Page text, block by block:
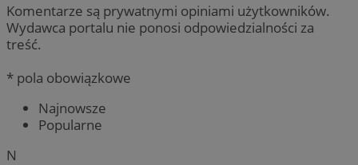
Komentarze są prywatnymi opiniami użytkowników.
Wydawca portalu nie ponosi odpowiedzialności za
treść.
* pola obowiązkowe
Najnowsze
Popularne
N